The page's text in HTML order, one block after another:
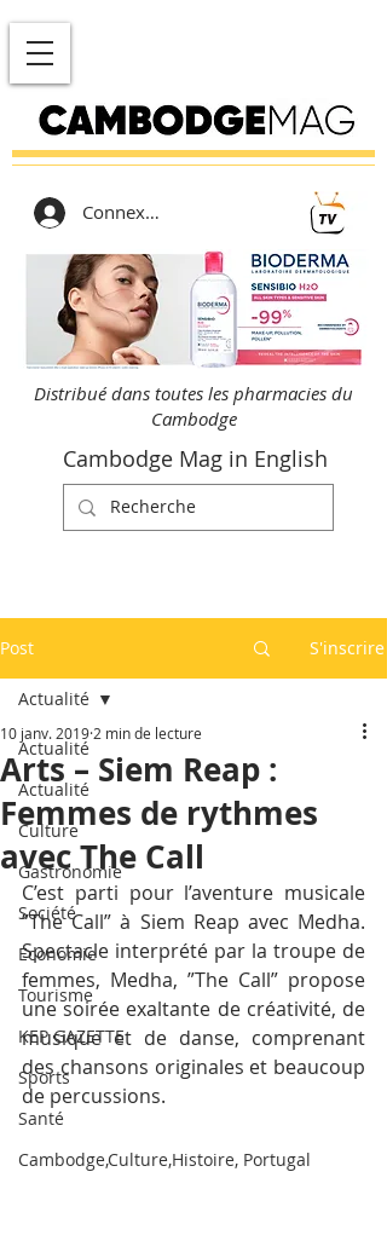
Connexion
Distribué dans toutes les pharmacies du
Cambodge
Cambodge Mag in English
Post S'inscrire
Actualité
Actualité
Culture
Gastronomie
Société
Economie
Tourisme
KEP GAZETTE
Sports
Santé
Cambodge,Culture,Histoire, Portugal
Actualité
Arts – Siem Reap :
Femmes de rythmes
avec The Call
10 janv. 2019 2 min de lecture
C’est parti pour l’aventure musicale
”The Call” à Siem Reap avec Medha.
Spectacle interprété par la troupe de
femmes, Medha, ”The Call” propose
une soirée exaltante de créativité, de
musique et de danse, comprenant
des chansons originales et beaucoup
de percussions.